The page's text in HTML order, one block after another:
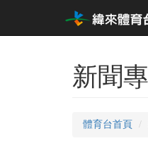
新聞
體育台首頁